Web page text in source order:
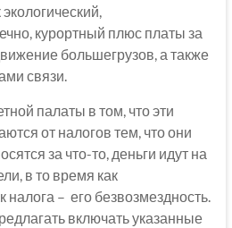
курортный плюс платы за
большегрузов, а также
связи.
палаты в том, что эти
от налогов тем, что они
за что-то, деньги идут на
в то время как
налога – его безвозмездность.
включать указанные